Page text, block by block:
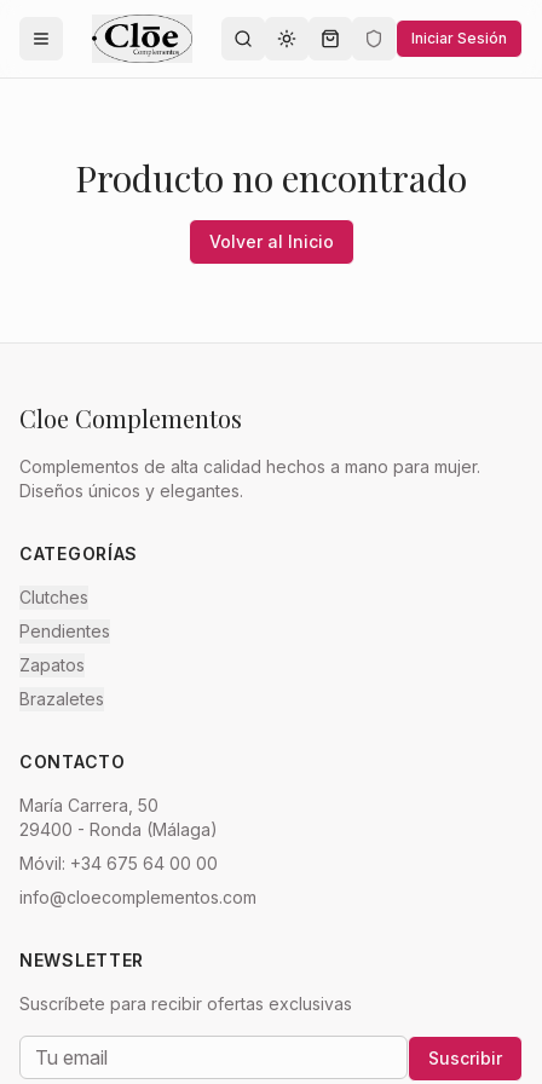
Toggle theme Iniciar Sesión
Producto no encontrado
Volver al Inicio
Cloe Complementos
Complementos de alta calidad hechos a mano para mujer.
Diseños únicos y elegantes.
CATEGORÍAS
Clutches
Pendientes
Zapatos
Brazaletes
CONTACTO
María Carrera, 50
29400 - Ronda (Málaga)
Móvil: +34 675 64 00 00
info@cloecomplementos.com
NEWSLETTER
Suscríbete para recibir ofertas exclusivas
Suscribir